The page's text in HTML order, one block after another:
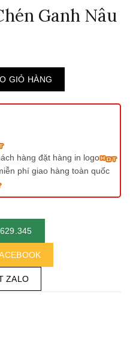
Ganh Nâu
GIỎ HÀNG
hàng đặt hàng in logo
phí giao hàng toàn quốc
ZALO